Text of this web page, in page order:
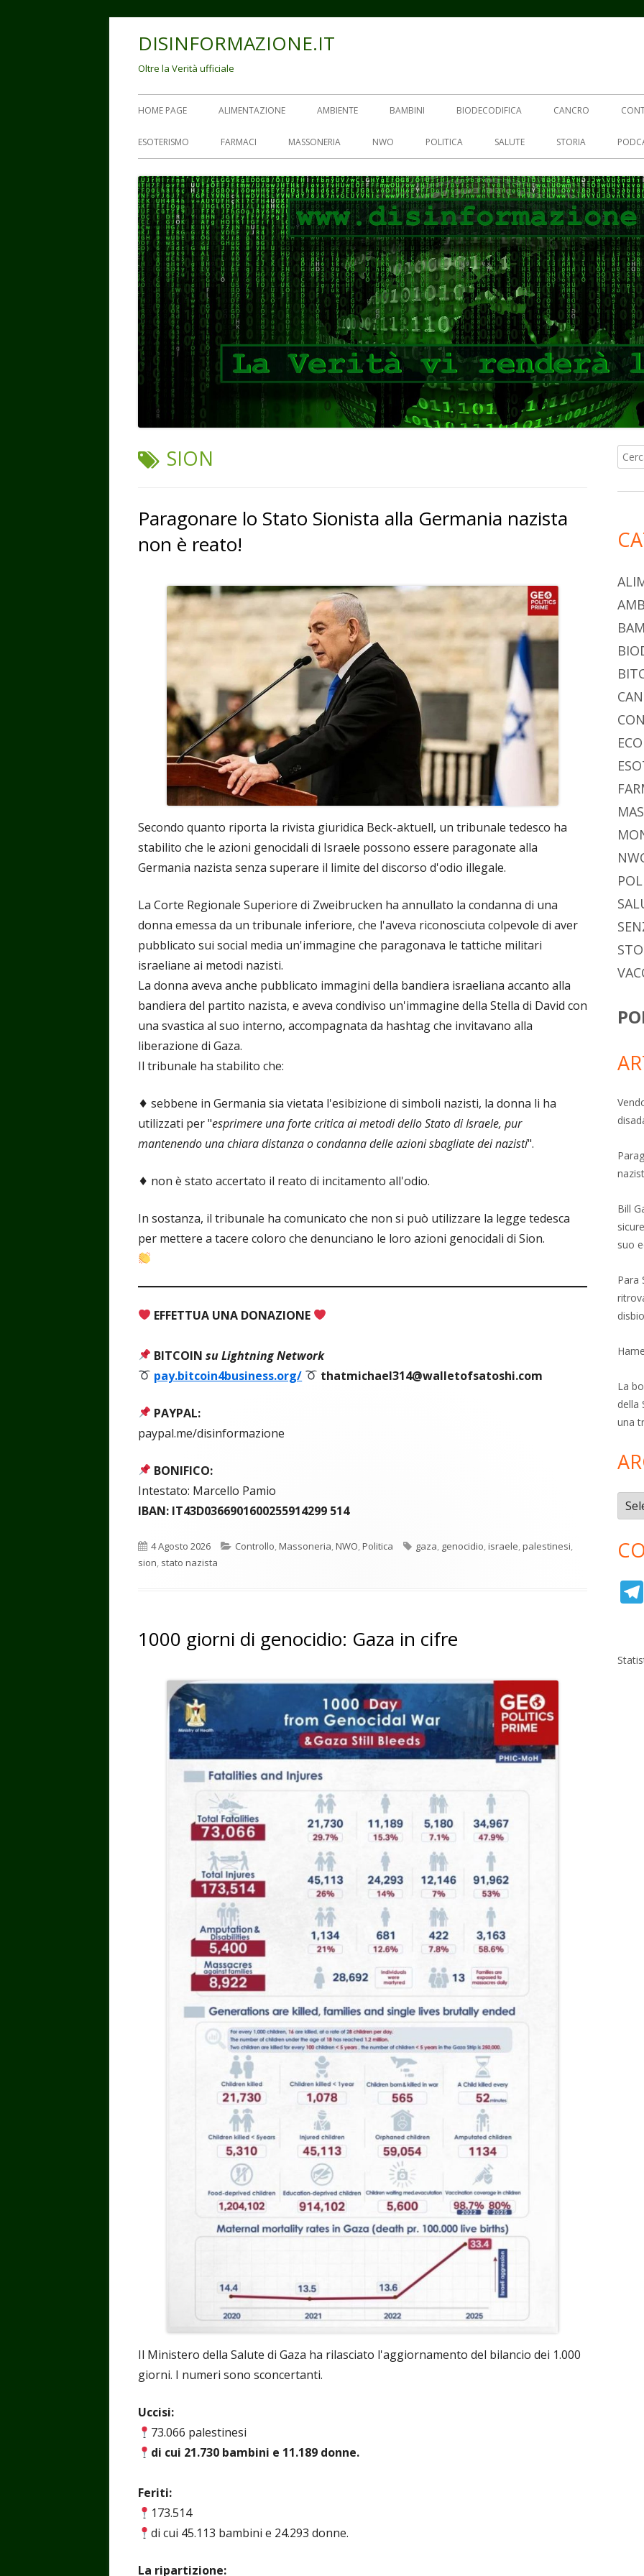
DISINFORMAZIONE.IT
Oltre la Verità ufficiale
Menu
principale
HOME PAGE ALIMENTAZIONE AMBIENTE BAMBINI BIODECODIFICA CANCRO
ESOTERISMO FARMACI MASSONERIA NWO POLITICA SALUTE STORIA
TAG:
SION
Paragonare lo Stato Sionista alla Germania nazista
non è reato!
Secondo quanto riporta la rivista giuridica Beck-aktuell, un tribunale tedesco ha
stabilito che le azioni genocidali di Israele possono essere paragonate alla
Germania nazista senza superare il limite del discorso d'odio illegale.
La Corte Regionale Superiore di Zweibrucken ha annullato la condanna di una
donna emessa da un tribunale inferiore, che l'aveva riconosciuta colpevole di aver
pubblicato sui social media un'immagine che paragonava le tattiche militari
israeliane ai metodi nazisti.
La donna aveva anche pubblicato immagini della bandiera israeliana accanto alla
bandiera del partito nazista, e aveva condiviso un'immagine della Stella di David con
una svastica al suo interno, accompagnata da hashtag che invitavano alla
liberazione di Gaza.
Il tribunale ha stabilito che:
♦️ sebbene in Germania sia vietata l'esibizione di simboli nazisti, la donna li ha
utilizzati per "esprimere una forte critica ai metodi dello Stato di Israele, pur
mantenendo una chiara distanza o condanna delle azioni sbagliate dei nazisti".
♦️ non è stato accertato il reato di incitamento all'odio.
In sostanza, il tribunale ha comunicato che non si può utilizzare la legge tedesca
per mettere a tacere coloro che denunciano le loro azioni genocidali di Sion.
EFFETTUA UNA DONAZIONE
BITCOIN su Lightning Network
pay.bitcoin4business.org/
thatmichael314@walletofsatoshi.com
PAYPAL:
paypal.me/disinformazione
BONIFICO:
Intestato: Marcello Pamio
IBAN: IT43D0366901600255914299 514
Pubblicato
4 Agosto 2026 Categorie
Controllo Massoneria NWO Politica Tag
gaza genocidio israele palestinesi
sion stato nazista
1000 giorni di genocidio: Gaza in cifre
Il Ministero della Salute di Gaza ha rilasciato l'aggiornamento del bilancio dei 1.000
giorni. I numeri sono sconcertanti.
Uccisi:
73.066 palestinesi
di cui 21.730 bambini e 11.189 donne.
Feriti:
173.514
di cui 45.113 bambini e 24.293 donne.
La ripartizione:
per:
Bill
suo
Para
La
della
una